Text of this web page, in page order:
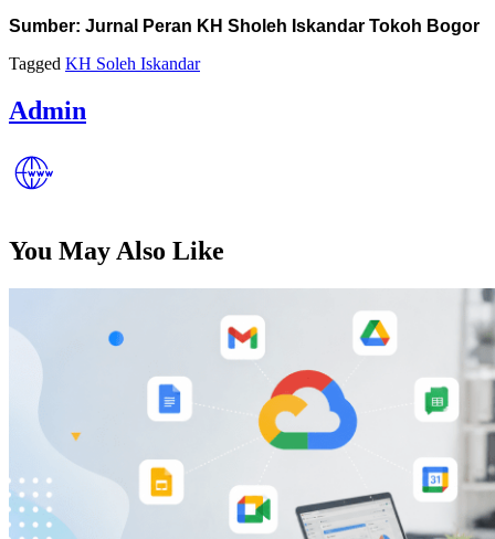
Sumber: Jurnal Peran KH Sholeh Iskandar Tokoh Bogor
Tagged KH Soleh Iskandar
Admin
You May Also Like